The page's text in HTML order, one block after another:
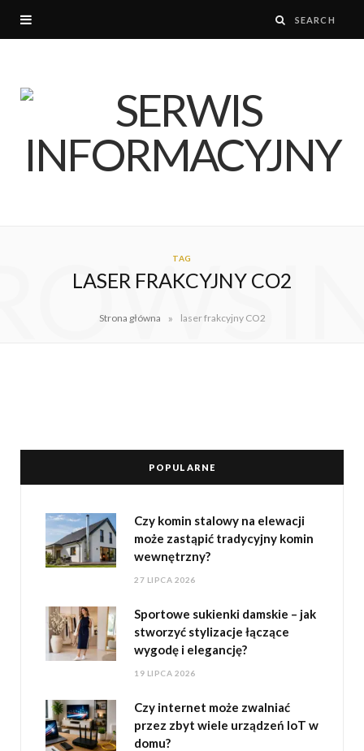
TAG
LASER FRAKCYJNY CO2
Strona główna » laser frakcyjny CO2
POPULARNE
Czy komin stalowy na elewacji
może zastąpić tradycyjny komin
wewnętrzny?
27 LIPCA 2026
Sportowe sukienki damskie – jak
stworzyć stylizacje łączące
wygodę i elegancję?
19 LIPCA 2026
Czy internet może zwalniać
przez zbyt wiele urządzeń IoT w
domu?